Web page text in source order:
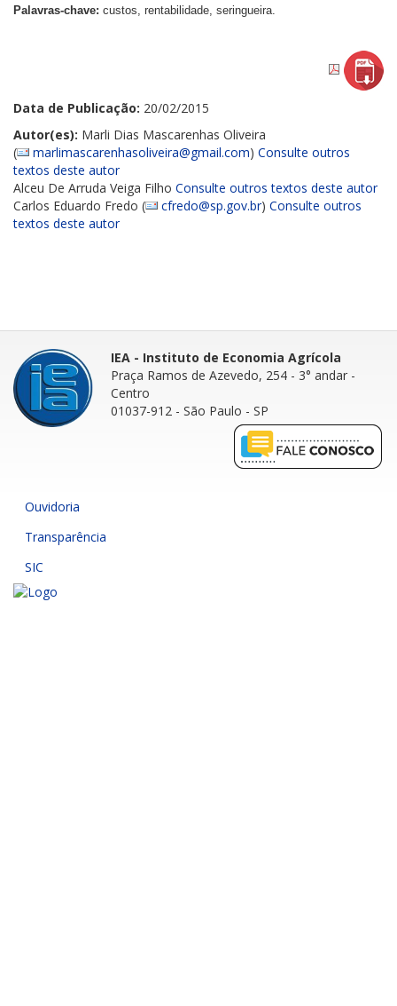
Palavras-chave: custos, rentabilidade, seringueira.
Data de Publicação: 20/02/2015
Autor(es): Marli Dias Mascarenhas Oliveira
(
marlimascarenhasoliveira@gmail.com) Consulte outros
textos deste autor
Alceu De Arruda Veiga Filho Consulte outros textos deste autor
Carlos Eduardo Fredo (
cfredo@sp.gov.br) Consulte outros
textos deste autor
IEA - Instituto de Economia Agrícola
Praça Ramos de Azevedo, 254 - 3° andar -
Centro
01037-912 - São Paulo - SP
Ouvidoria
Transparência
SIC